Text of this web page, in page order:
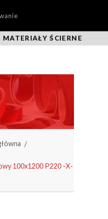
MATERIAŁY ŚCIERNE
100x1200 P220 -X-